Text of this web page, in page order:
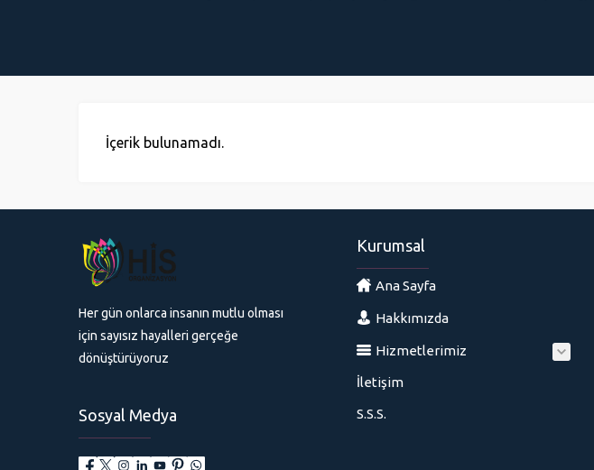
İçerik bulunamadı.
Her gün onlarca insanın mutlu olması
için sayısız hayalleri gerçeğe
dönüştürüyoruz
Sosyal Medya
Kurumsal
Ana Sayfa
Hakkımızda
Hizmetlerimiz
İletişim
S.S.S.